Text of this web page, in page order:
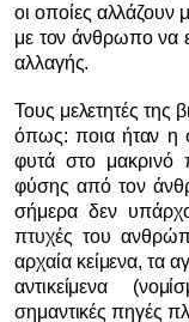
οι οποίες
με τον άνθρωπο να
αλλαγής.
Τους μελετητές της
όπως: ποια ήταν η
φυτά στο μακρινό
φύσης από τον
σήμερα δεν
πτυχές του
αρχαία κείμενα, τα
αντικείμενα
σημαντικές πηγές